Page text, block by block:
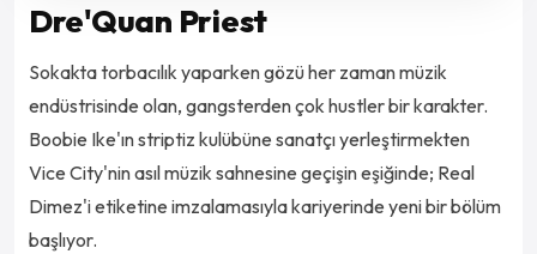
Dre'Quan Priest
Sokakta torbacılık yaparken gözü her zaman müzik
endüstrisinde olan, gangsterden çok hustler bir karakter.
Boobie Ike'ın striptiz kulübüne sanatçı yerleştirmekten
Vice City'nin asıl müzik sahnesine geçişin eşiğinde; Real
Dimez'i etiketine imzalamasıyla kariyerinde yeni bir bölüm
başlıyor.